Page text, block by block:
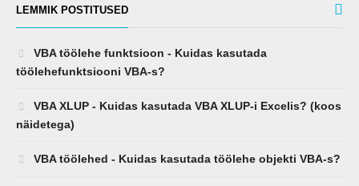
LEMMIK POSTITUSED
VBA töölehe funktsioon - Kuidas kasutada
töölehefunktsiooni VBA-s?
VBA XLUP - Kuidas kasutada VBA XLUP-i Excelis? (koos
näidetega)
VBA töölehed - Kuidas kasutada töölehe objekti VBA-s?